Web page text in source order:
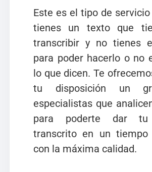
Este es el tipo de
tienes un texto que
transcribir y no tienes
para poder hacerlo o no
lo que dicen. Te
tu disposición un
especialistas que
para poderte dar tu
transcrito en un tiempo
con la máxima calidad.